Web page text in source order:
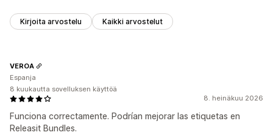
Kirjoita arvostelu Kaikki arvostelut
8. heinäkuu 2026
Funciona correctamente. Podrían mejorar las etiquetas en
Releasit Bundles.
VEROA
Espanja
8 kuukautta sovelluksen käyttöä